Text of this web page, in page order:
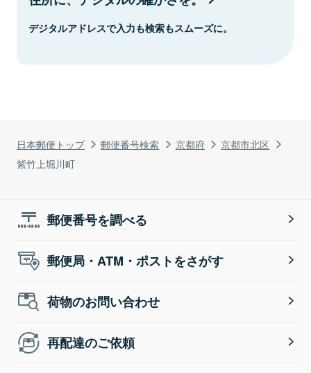
日本郵便トップ 郵便番号検索 京都府
京都市北区
紫竹上堀川町
デジタルアドレスで入力も検索もスムーズに。
郵便番号を調べる
郵便局・ATM・ポストをさがす
荷物のお問い合わせ
再配達のご依頼